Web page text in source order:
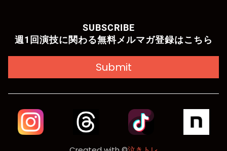
SUBSCRIBE
週1回演技に関わる無料メルマガ登録はこちら
Submit